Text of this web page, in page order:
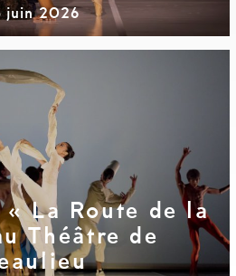
juin 2026
La Route de la
Théâtre de